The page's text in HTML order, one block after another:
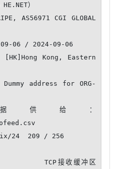
）
AS56971 CGI GLOBAL
06 / 2024-09-06
Kong, Eastern
address for ORG-
供给：
24  209 / 256
TCP接收缓冲区